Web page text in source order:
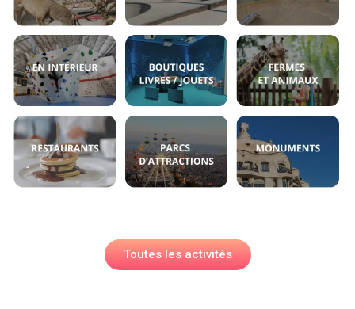
Toutes les activités